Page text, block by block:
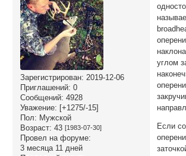
Зарегистрирован: 2019-12-06
Приглашений: 0
Сообщений: 4928
Уважение: [+1275/-15]
Пол: Мужской
Возраст: 43 [1983-07-30]
Провел на форуме:
3 месяца 11 дней
углом
Если